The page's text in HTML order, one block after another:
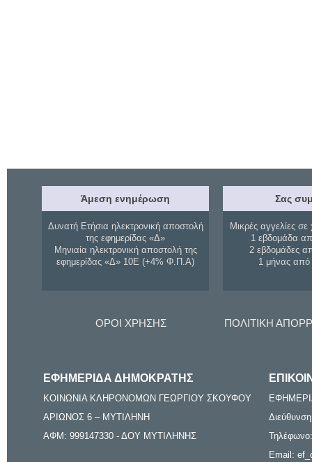
Άμεση ενημέρωση
Δυνατή Ετήσια ηλεκτρονική αποστολή
της εφημερίδας «Δ»
Μηνιαία ηλεκτρονική αποστολή της
εφημερίδας «Δ» 10Ε (+4% Φ.Π.Α)
Σας
Μικρές αγγελίες σε
1 εβδομάδα
2 εβδομάδες
1 μήνας
ΟΡΟΙ ΧΡΗΣΗΣ ΠΟΛΙΤΙΚΗ
ΕΦΗΜΕΡΙΔΑ ΔΗΜΟΚΡΑΤΗΣ
ΚΟΙΝΩΝΙΑ ΚΛΗΡΟΝΟΜΩΝ ΓΕΩΡΓΙΟΥ ΣΚΟΥΦΟΥ
ΑΡΙΩΝΟΣ 6 – ΜΥΤΙΛΗΝΗ
ΑΦΜ: 999147330 - ΔΟΥ ΜΥΤΙΛΗΝΗΣ
Email: